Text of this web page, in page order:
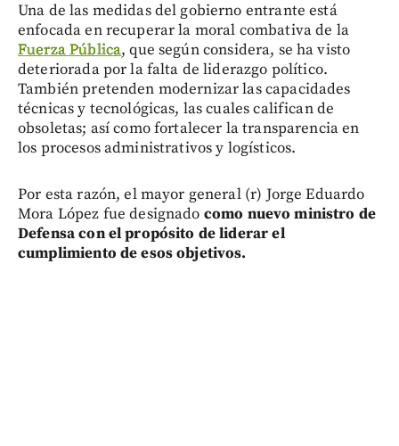
Una de las medidas del gobierno entrante está
enfocada en recuperar la moral combativa de la
Fuerza Pública, que según considera, se ha visto
deteriorada por la falta de liderazgo político.
También pretenden modernizar las capacidades
técnicas y tecnológicas, las cuales califican de
obsoletas; así como fortalecer la transparencia en
los procesos administrativos y logísticos.
Por esta razón, el mayor general (r) Jorge Eduardo
Mora López fue designado como nuevo ministro de
Defensa con el propósito de liderar el
cumplimiento de esos objetivos.